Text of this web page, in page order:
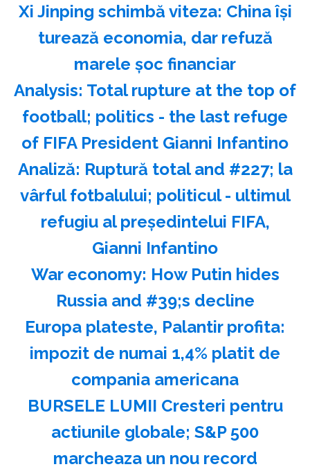
Xi Jinping schimbă viteza: China îşi
turează economia, dar refuză
marele şoc financiar
Analysis: Total rupture at the top of
football; politics - the last refuge
of FIFA President Gianni Infantino
Analiză: Ruptură total and #227; la
vârful fotbalului; politicul - ultimul
refugiu al preşedintelui FIFA,
Gianni Infantino
War economy: How Putin hides
Russia and #39;s decline
Europa plateste, Palantir profita:
impozit de numai 1,4% platit de
compania americana
BURSELE LUMII Cresteri pentru
actiunile globale; S&P 500
marcheaza un nou record